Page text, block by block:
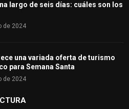
largo de seis días: cuáles son los
de 2024
una variada oferta de turismo
para Semana Santa
de 2024